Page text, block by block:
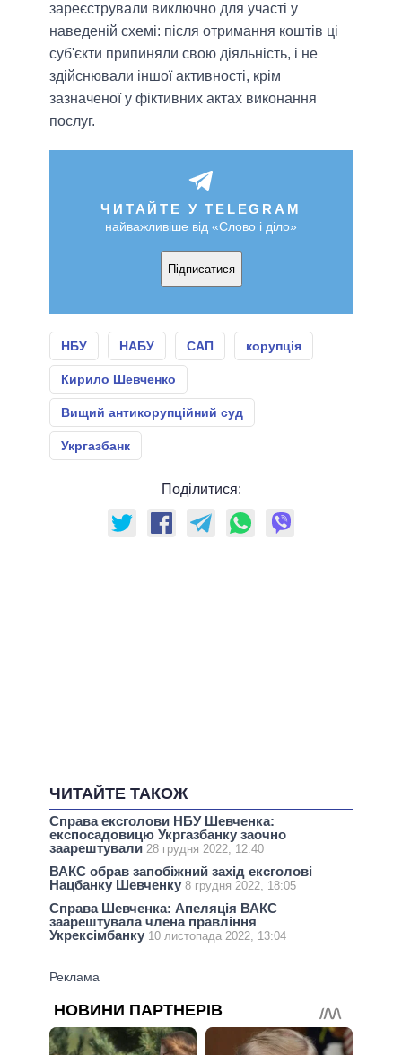
зареєстрували виключно для участі у
наведеній схемі: після отримання коштів ці
суб'єкти припиняли свою діяльність, і не
здійснювали іншої активності, крім
зазначеної у фіктивних актах виконання
послуг.
ЧИТАЙТЕ У TELEGRAM
найважливіше від «Слово і діло»
Підписатися
НБУ НАБУ САП корупція
Кирило Шевченко
Вищий антикорупційний суд
Укргазбанк
Поділитися:
ЧИТАЙТЕ ТАКОЖ
Справа ексголови НБУ Шевченка:
експосадовицю Укргазбанку заочно
заарештували 28 грудня 2022, 12:40
ВАКС обрав запобіжний захід ексголові
Нацбанку Шевченку 8 грудня 2022, 18:05
Справа Шевченка: Апеляція ВАКС
заарештувала члена правління
Укрексімбанку 10 листопада 2022, 13:04